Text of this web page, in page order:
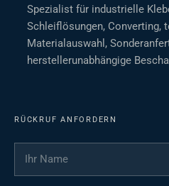
Spezialist für industrielle
Schleiflösungen, Converting,
Materialauswahl,
herstellerunabhängige
RÜCKRUF ANFORDERN
Ihr Name